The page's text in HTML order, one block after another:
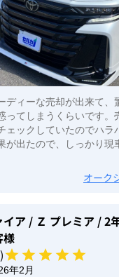
ディーな売却が出来て、
ってしまうくらいです。
ェックしていたのでハラ
が出たので、しっかり現
オーク
ア / Ｚ プレミア / 2
様
年2月